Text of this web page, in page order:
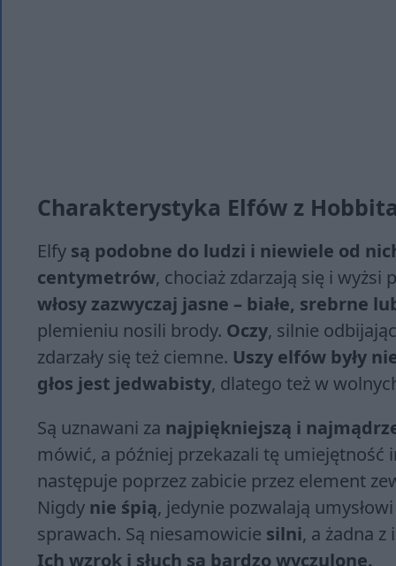
Charakterystyka Elfów z Hobbita
Elfy są podobne do ludzi i niewiele od
centymetrów, chociaż zdarzają się i wyżsi
włosy zazwyczaj jasne – białe, srebrne
plemieniu nosili brody. Oczy, silnie
zdarzały się też ciemne. Uszy elfów były
głos jest jedwabisty, dlatego też w
Są uznawani za najpiękniejszą i
mówić, a później przekazali tę umiejętność
następuje poprzez zabicie przez element
Nigdy nie śpią, jedynie pozwalają
sprawach. Są niesamowicie silni, a żadna
Ich wzrok i słuch są bardzo wyczulone.